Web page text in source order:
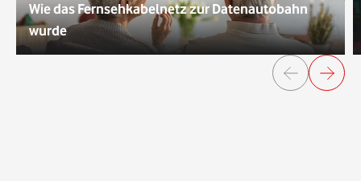
Wie das Fernsehkabelnetz zur Datenautobahn
wurde